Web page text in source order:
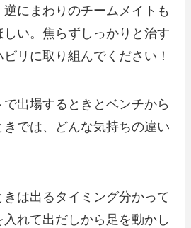
にまわりのチームメイトも
い。焦らずしっかりと治す
リに取り組んでください！
出場するときとベンチから
では、どんな気持ちの違い
は出るタイミング分かって
れて出だしから足を動かし